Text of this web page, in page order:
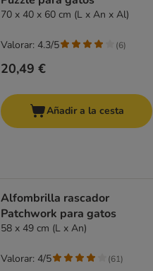
70 x 40 x 60 cm (L x An x Al)
20,49 €
Valorar: 4.3/5 (6)
Añadir a la cesta
Alfombrilla rascador
Patchwork para gatos
58 x 49 cm (L x An)
Valorar: 4/5 (61)